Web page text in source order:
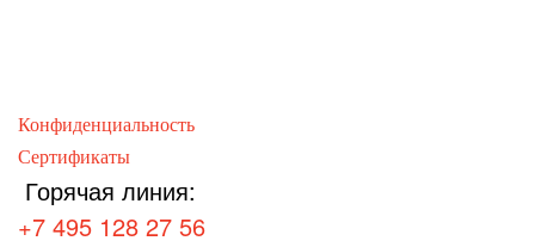
Конфиденциальность
Сертификаты
Горячая линия:
+7 495 128 27 56